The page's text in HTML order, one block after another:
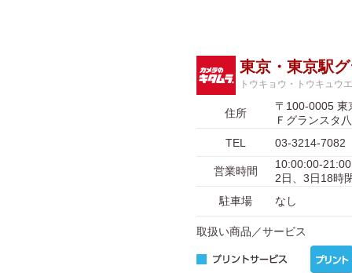
東京・東京駅
トウキョウ・トウキュウ
住所
〒100-0005 東
Ｆグランスタ
TEL
03-3214-7082
営業時間
10:00:00-
2日、3日18時
駐車場
なし
取扱い商品／サービス